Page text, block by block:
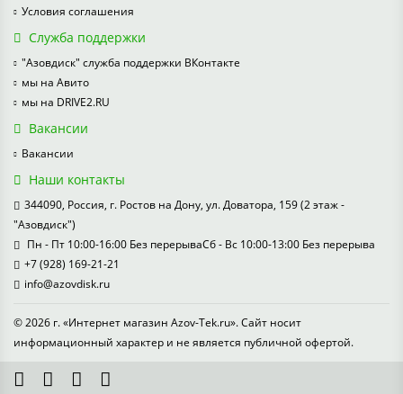
Условия соглашения
Служба поддержки
"Азовдиск" служба поддержки ВКонтакте
мы на Авито
мы на DRIVE2.RU
Вакансии
Вакансии
Наши контакты
344090, Россия, г. Ростов на Дону, ул. Доватора, 159 (2 этаж -
"Азовдиск")
Пн - Пт 10:00-16:00 Без перерываСб - Вс 10:00-13:00 Без перерыва
+7 (928) 169-21-21
info@azovdisk.ru
© 2026 г. «Интернет магазин Azov-Tek.ru». Сайт носит
информационный характер и не является публичной офертой.